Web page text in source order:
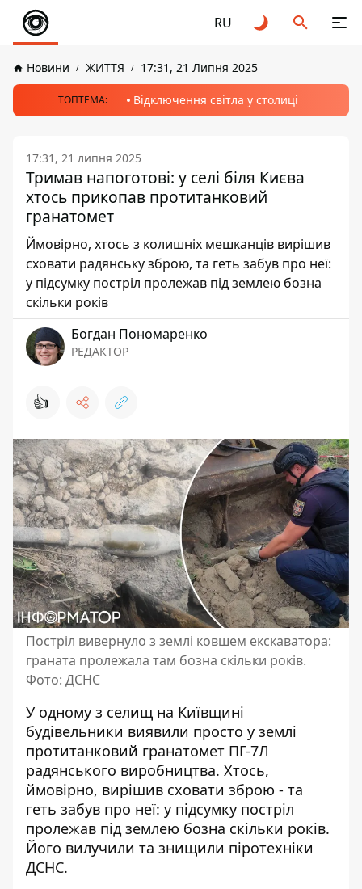
RU
Новини ЖИТТЯ 17:31, 21 Липня 2025
ТОПТЕМА: Відключення світла у столиці
17:31, 21 липня 2025
Тримав напоготові: у селі біля Києва
хтось прикопав протитанковий
гранатомет
Ймовірно, хтось з колишніх мешканців вирішив
сховати радянську зброю, та геть забув про неї:
у підсумку постріл пролежав під землею бозна
скільки років
Богдан Пономаренко
РЕДАКТОР
👍
Постріл вивернуло з землі ковшем екскаватора:
граната пролежала там бозна скільки років.
Фото: ДСНС
У одному з селищ на Київщині
будівельники виявили просто у землі
протитанковий гранатомет ПГ-7Л
радянського виробництва. Хтось,
ймовірно, вирішив сховати зброю - та
геть забув про неї: у підсумку постріл
пролежав під землею бозна скільки років.
Його вилучили та знищили піротехніки
ДСНС.